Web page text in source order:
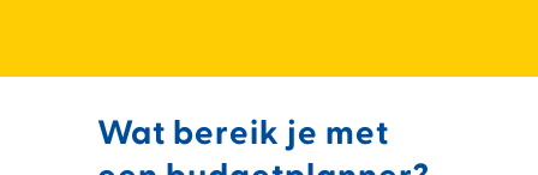
Wat bereik je met